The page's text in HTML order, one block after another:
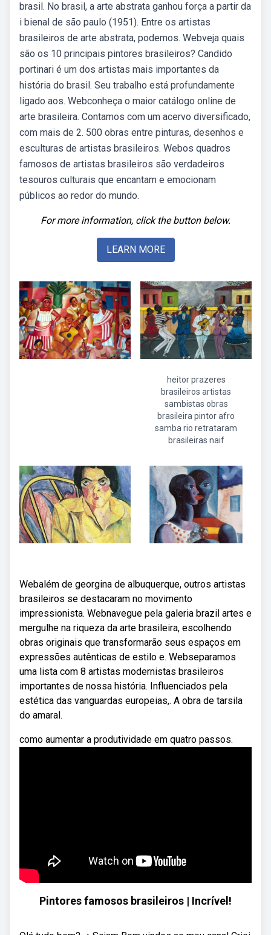
brasil. No brasil, a arte abstrata ganhou força a partir da
i bienal de são paulo (1951). Entre os artistas
brasileiros de arte abstrata, podemos. Webveja quais
são os 10 principais pintores brasileiros? Candido
portinari é um dos artistas mais importantes da
história do brasil. Seu trabalho está profundamente
ligado aos. Webconheça o maior catálogo online de
arte brasileira. Contamos com um acervo diversificado,
com mais de 2. 500 obras entre pinturas, desenhos e
esculturas de artistas brasileiros. Webos quadros
famosos de artistas brasileiros são verdadeiros
tesouros culturais que encantam e emocionam
públicos ao redor do mundo.
For more information, click the button below.
LEARN MORE
heitor prazeres
brasileiros artistas
sambistas obras
brasileira pintor afro
samba rio retrataram
brasileiras naif
Webalém de georgina de albuquerque, outros artistas
brasileiros se destacaram no movimento
impressionista. Webnavegue pela galeria brazil artes e
mergulhe na riqueza da arte brasileira, escolhendo
obras originais que transformarão seus espaços em
expressões autênticas de estilo e. Webseparamos
uma lista com 8 artistas modernistas brasileiros
importantes de nossa história. Influenciados pela
estética das vanguardas europeias,. A obra de tarsila
do amaral.
como aumentar a produtividade em quatro passos.
Pintores famosos brasileiros | Incrível!